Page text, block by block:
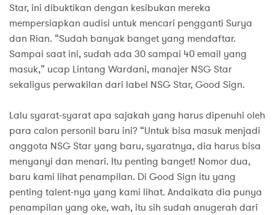
Star, ini dibuktikan dengan kesibukan mereka
mempersiapkan audisi untuk mencari pengganti Surya
dan Rian. “Sudah banyak banget yang mendaftar.
Sampai saat ini, sudah ada 30 sampai 40 email yang
masuk,” ucap Lintang Wardani, manajer NSG Star
sekaligus perwakilan dari label NSG Star, Good Sign.
Lalu syarat-syarat apa sajakah yang harus dipenuhi oleh
para calon personil baru ini? “Untuk bisa masuk menjadi
anggota NSG Star yang baru, syaratnya, dia harus bisa
menyanyi dan menari. Itu penting banget! Nomor dua,
baru kami lihat penampilan. Di Good Sign itu yang
penting talent-nya yang kami lihat. Andaikata dia punya
penampilan yang oke, wah, itu sih sudah anugerah dari